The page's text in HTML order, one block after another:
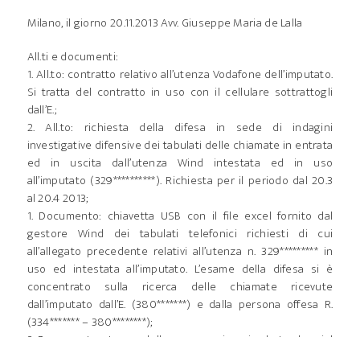
Milano, il giorno 20.11.2013 Avv. Giuseppe Maria de Lalla
All.ti e documenti:
1. All.to: contratto relativo all’utenza Vodafone dell’imputato.
Si tratta del contratto in uso con il cellulare sottrattogli
dall’E.;
2. All.to: richiesta della difesa in sede di indagini
investigative difensive dei tabulati delle chiamate in entrata
ed in uscita dall’utenza Wind intestata ed in uso
all’imputato (329**********). Richiesta per il periodo dal 20.3
al 20.4 2013;
1. Documento: chiavetta USB con il file excel fornito dal
gestore Wind dei tabulati telefonici richiesti di cui
all’allegato precedente relativi all’utenza n. 329********* in
uso ed intestata all’imputato. L’esame della difesa si è
concentrato sulla ricerca delle chiamate ricevute
dall’imputato dall’E. (380*******) e dalla persona offesa R.
(334******* – 380********);